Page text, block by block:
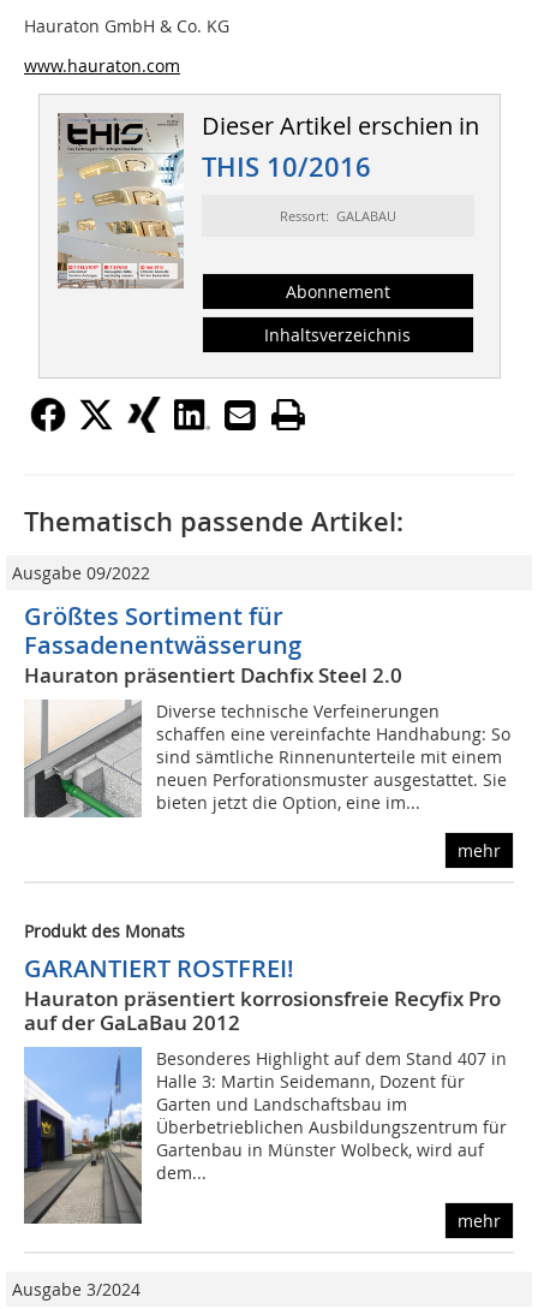
Hauraton GmbH & Co. KG
www.hauraton.com
Dieser Artikel erschien in
THIS 10/2016
Ressort: GALABAU
Abonnement
Inhaltsverzeichnis
Thematisch passende Artikel:
Ausgabe 09/2022
Größtes Sortiment für
Fassadenentwässerung
Hauraton präsentiert Dachfix Steel 2.0
Diverse technische Verfeinerungen
schaffen eine vereinfachte Handhabung: So
sind sämtliche Rinnenunterteile mit einem
neuen Perforationsmuster ausgestattet. Sie
bieten jetzt die Option, eine im...
mehr
Produkt des Monats
GARANTIERT ROSTFREI!
Hauraton präsentiert korrosionsfreie Recyfix Pro
auf der GaLaBau 2012
Besonderes Highlight auf dem Stand 407 in
Halle 3: Martin Seidemann, Dozent für
Garten und Landschaftsbau im
Überbetrieblichen Ausbildungszentrum für
Gartenbau in Münster Wolbeck, wird auf
dem...
mehr
Ausgabe 3/2024